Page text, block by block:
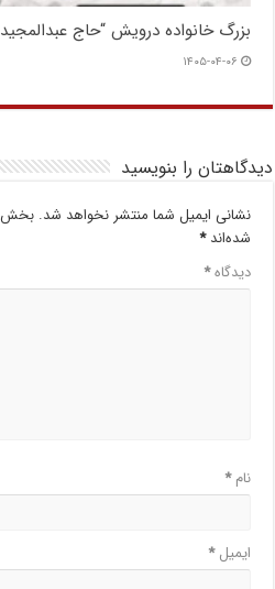
بزرگ خانواده درویش “حاج
۱۴۰۵-۰۴-۰۶
دیدگاهتان را بنویسید
نشانی ایمیل شما منتشر نخواهد شد.
شده‌اند*
دیدگاه*
نام*
ایمیل*